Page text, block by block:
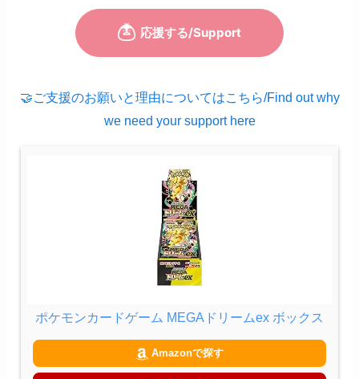
🤝ご支援のお願いと理由についてはこちら/Find out why
we need your support here
ポケモンカードゲーム MEGAドリームex ボックス
Amazonで探す